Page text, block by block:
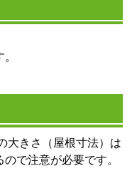
大きさ（屋根寸法）は
で注意が必要です。